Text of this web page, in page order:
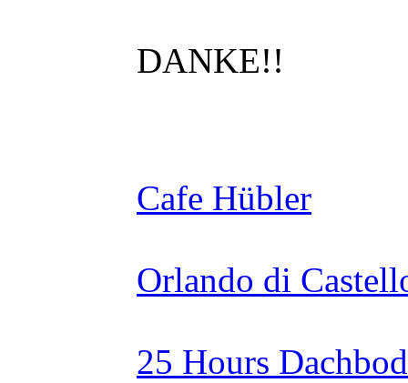
DANKE!!
Cafe Hübler
Orlando di
25 Hours